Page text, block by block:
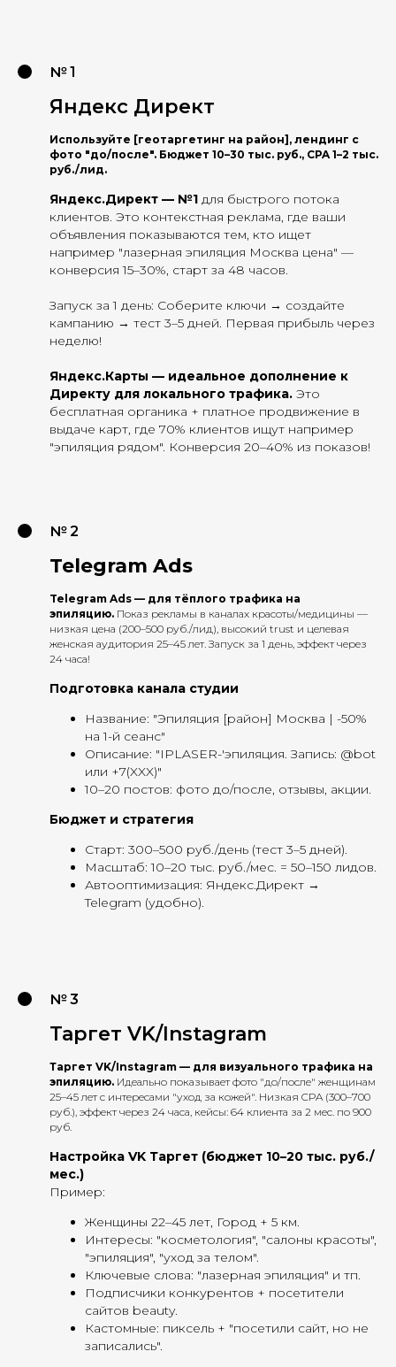
№ 1
Яндекс Директ
Используйте [геотаргетинг на район], лендинг с
фото "до/после". Бюджет 10–30 тыс. руб., CPA 1–2 тыс.
руб./лид.
Яндекс.Директ — №1 для быстрого потока
клиентов. Это контекстная реклама, где ваши
объявления показываются тем, кто ищет
например "лазерная эпиляция Москва цена" —
конверсия 15–30%, старт за 48 часов.
Запуск за 1 день: Соберите ключи → создайте
кампанию → тест 3–5 дней. Первая прибыль через
неделю!
Яндекс.Карты — идеальное дополнение к
Директу для локального трафика. Это
бесплатная органика + платное продвижение в
выдаче карт, где 70% клиентов ищут например
"эпиляция рядом". Конверсия 20–40% из показов!
№ 2
Telegram Ads
Telegram Ads — для тёплого трафика на
эпиляцию. Показ рекламы в каналах красоты/медицины —
низкая цена (200–500 руб./лид), высокий trust и целевая
женская аудитория 25–45 лет. Запуск за 1 день, эффект через
24 часа!
Подготовка канала студии
Название: "Эпиляция [район] Москва | -50%
на 1-й сеанс"
Описание: "IPLASER-'эпиляция. Запись: @bot
или +7(XXX)"
10–20 постов: фото до/после, отзывы, акции.
Бюджет и стратегия
Старт: 300–500 руб./день (тест 3–5 дней).
Масштаб: 10–20 тыс. руб./мес. = 50–150 лидов.
Автооптимизация: Яндекс.Директ →
Telegram (удобно).
№ 3
Таргет VK/Instagram
Таргет VK/Instagram — для визуального трафика на
эпиляцию. Идеально показывает фото "до/после" женщинам
25–45 лет с интересами "уход за кожей". Низкая CPA (300–700
руб.), эффект через 24 часа, кейсы: 64 клиента за 2 мес. по 900
руб.
Настройка VK Таргет (бюджет 10–20 тыс. руб./
мес.)
Пример:
Женщины 22–45 лет, Город + 5 км.
Интересы: "косметология", "салоны красоты",
"эпиляция", "уход за телом".
Ключевые слова: "лазерная эпиляция" и тп.
Подписчики конкурентов + посетители
сайтов beauty.
Кастомные: пиксель + "посетили сайт, но не
записались".